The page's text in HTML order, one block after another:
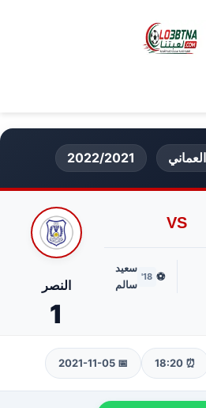
2022/2021
VS
⚽
18'
سعيد
سالم
النصر
1
⏰ 18:20
📅 2021-11-05